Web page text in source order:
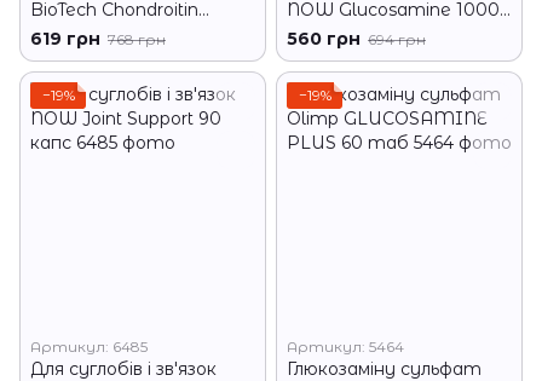
BioTech Chondroitin
Glucosamine 60 капс
619 грн 768 грн
NOW Glucosamine 1000
60 капсул
560 грн 694 грн
−19%
Артикул: 6485
Для суглобів і зв'язок
−19%
Артикул: 5464
Глюкозаміну сульфат